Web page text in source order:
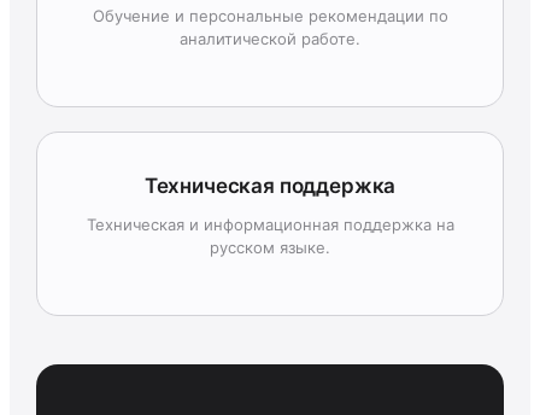
Обучение и персональные рекомендации по
аналитической работе.
Техническая поддержка
Техническая и информационная поддержка на
русском языке.